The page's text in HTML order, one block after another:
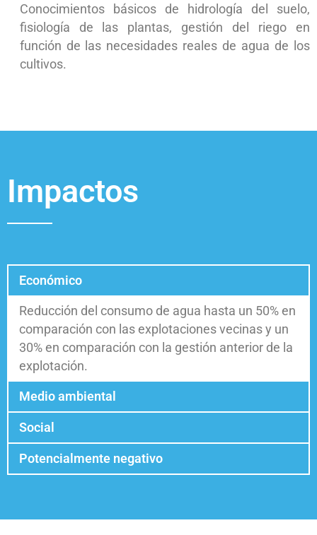
Conocimientos básicos de hidrología del suelo,
fisiología de las plantas, gestión del riego en
función de las necesidades reales de agua de los
cultivos.
Impactos
Económico
Reducción del consumo de agua hasta un 50% en
comparación con las explotaciones vecinas y un
30% en comparación con la gestión anterior de la
explotación.
Medio ambiental
Social
Potencialmente negativo